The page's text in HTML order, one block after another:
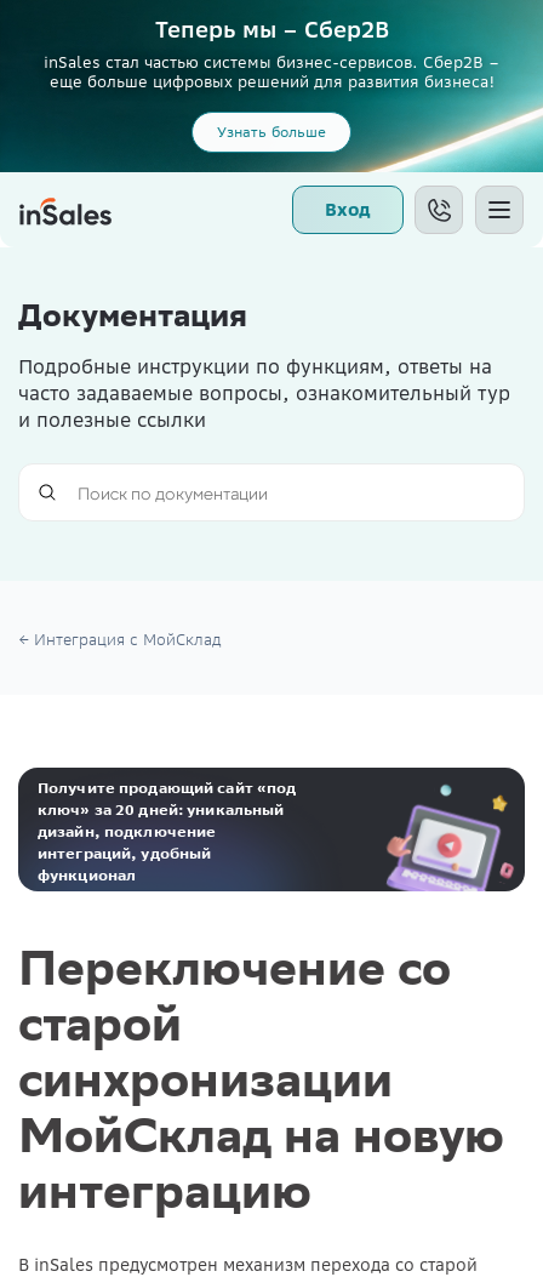
Теперь мы – Сбер2B
inSales стал частью системы бизнес-сервисов. Сбер2В –
еще больше цифровых решений для развития бизнеса!
Узнать больше
Вход
Документация
Подробные инструкции по функциям, ответы на
часто задаваемые вопросы, ознакомительный тур
и полезные ссылки
Интеграция с МойСклад
Получите продающий сайт «под
ключ» за 20 дней: уникальный
дизайн, подключение
интеграций, удобный
функционал
Переключение со
старой
синхронизации
МойСклад на новую
интеграцию
В inSales предусмотрен механизм перехода со старой